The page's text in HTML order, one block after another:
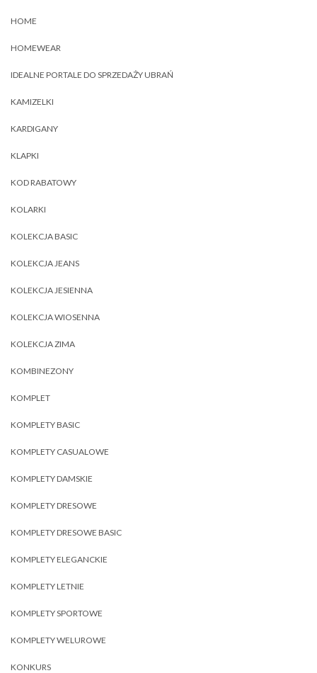
HOME
HOMEWEAR
IDEALNE PORTALE DO SPRZEDAŻY UBRAŃ
KAMIZELKI
KARDIGANY
KLAPKI
KOD RABATOWY
KOLARKI
KOLEKCJA BASIC
KOLEKCJA JEANS
KOLEKCJA JESIENNA
KOLEKCJA WIOSENNA
KOLEKCJA ZIMA
KOMBINEZONY
KOMPLET
KOMPLETY BASIC
KOMPLETY CASUALOWE
KOMPLETY DAMSKIE
KOMPLETY DRESOWE
KOMPLETY DRESOWE BASIC
KOMPLETY ELEGANCKIE
KOMPLETY LETNIE
KOMPLETY SPORTOWE
KOMPLETY WELUROWE
KONKURS